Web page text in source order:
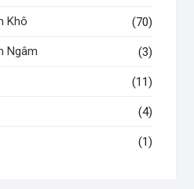
Khô (70)
Ngâm (3)
(11)
(4)
(1)